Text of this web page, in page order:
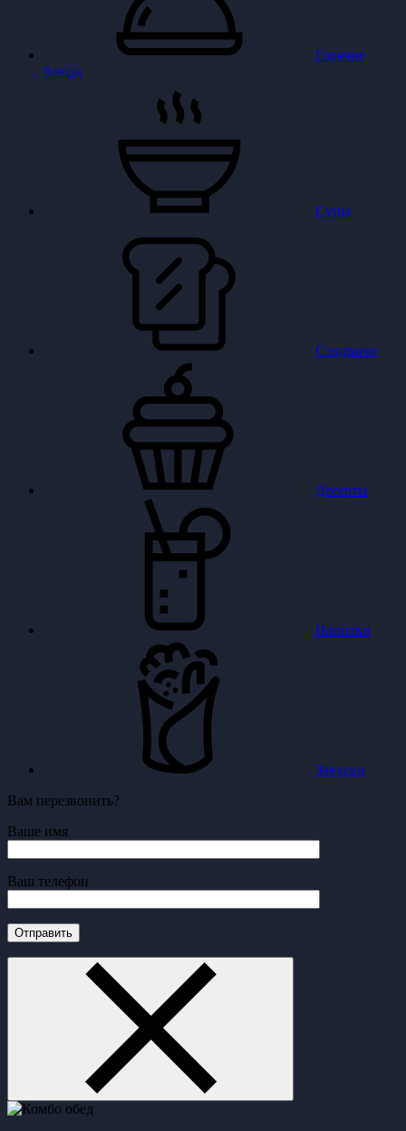
Горячие
блюда
Супы
Сэндвичи
Десерты
Напитки
Закуски
Вам перезвонить?
Ваше имя
Ваш телефон